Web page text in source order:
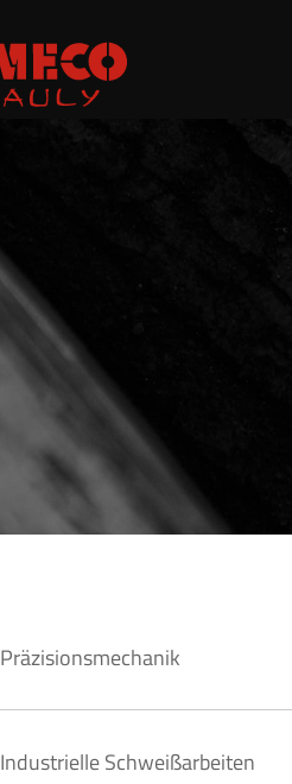
Präzisionsmechanik
Industrielle Schweißarbeiten